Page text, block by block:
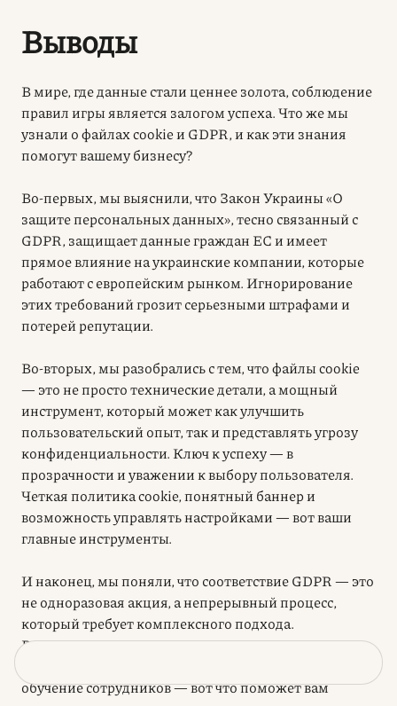
Выводы
В мире, где данные стали ценнее золота, соблюдение
правил игры является залогом успеха. Что же мы
узнали о файлах cookie и GDPR, и как эти знания
помогут вашему бизнесу?
Во-первых, мы выяснили, что Закон Украины «О
защите персональных данных», тесно связанный с
GDPR, защищает данные граждан ЕС и имеет
прямое влияние на украинские компании, которые
работают с европейским рынком. Игнорирование
этих требований грозит серьезными штрафами и
потерей репутации.
Во-вторых, мы разобрались с тем, что файлы cookie
— это не просто технические детали, а мощный
инструмент, который может как улучшить
пользовательский опыт, так и представлять угрозу
конфиденциальности. Ключ к успеху — в
прозрачности и уважении к выбору пользователя.
Четкая политика cookie, понятный баннер и
возможность управлять настройками — вот ваши
главные инструменты.
И наконец, мы поняли, что соответствие GDPR — это
не одноразовая акция, а непрерывный процесс,
который требует комплексного подхода.
Регулярные аудиты, консультации с юристами,
обучение сотрудников — вот что поможет вам